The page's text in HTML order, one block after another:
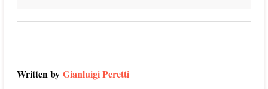
Written byGianluigi Peretti